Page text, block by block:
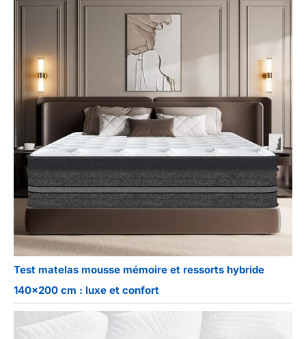
Test matelas mousse mémoire et ressorts hybride
140×200 cm : luxe et confort